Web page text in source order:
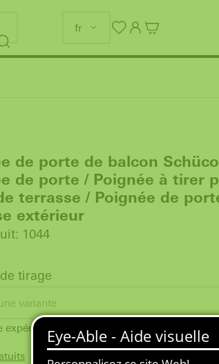
fr
de porte de balcon
de porte / Poignée à tirer
terrasse / Poignée de
extérieur
1044
tirage
variante
expédié. Délai de livraison : max. 3 jours